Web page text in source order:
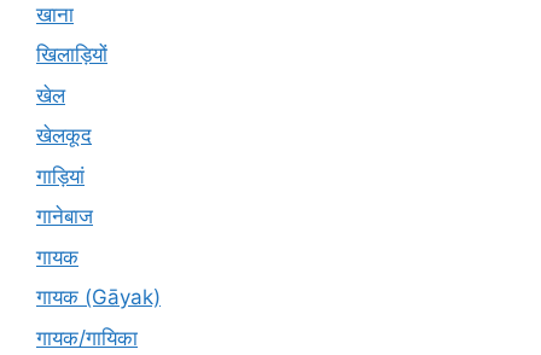
खाना
खिलाड़ियों
खेल
खेलकूद
गाड़ियां
गानेबाज
गायक
गायक (Gāyak)
गायक/गायिका